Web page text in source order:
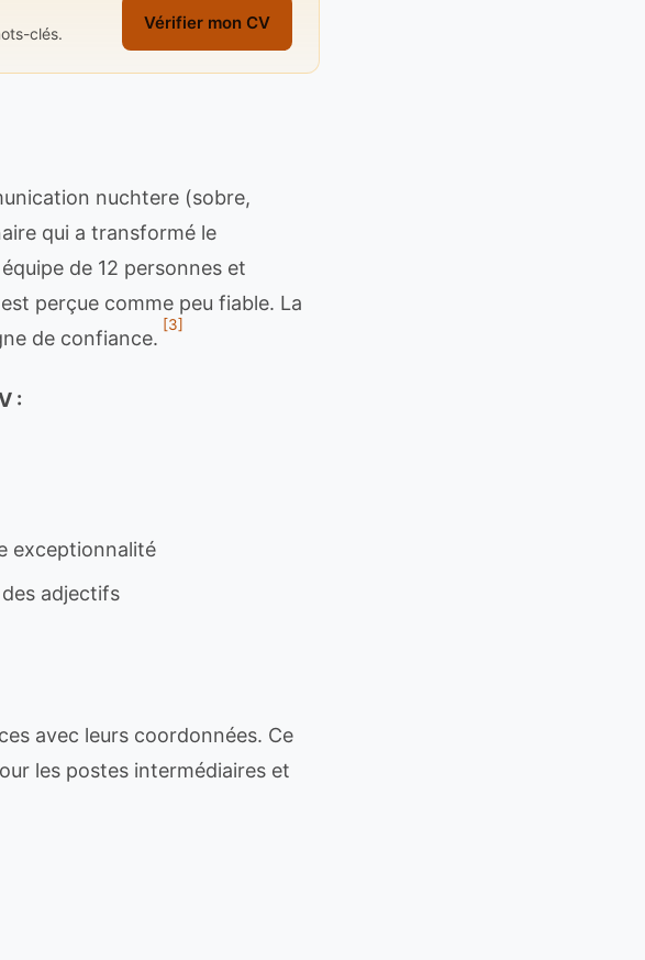
clés.
Vérifier mon CV
nuchtere (sobre,
qui a transformé le
de 12 personnes et
perçue comme peu fiable. La
de confiance.
[3]
:
exceptionnalité
adjectifs
avec leurs coordonnées. Ce
les postes intermédiaires et